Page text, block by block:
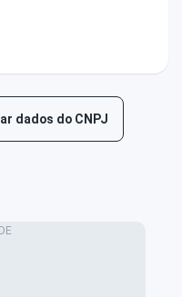
dados do CNPJ